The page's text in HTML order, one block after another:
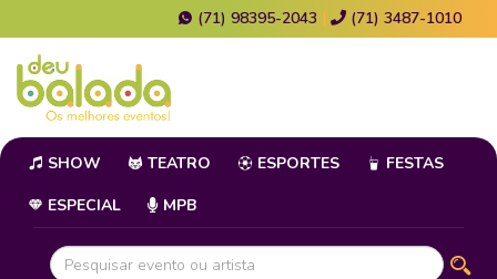
(71) 98395-2043 | (71) 3487-1010
SHOW TEATRO ESPORTES FESTAS
ESPECIAL MPB